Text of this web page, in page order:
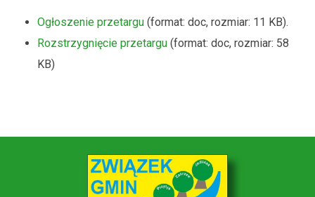
Ogłoszenie przetargu(format: doc, rozmiar: 11 KB).
Rozstrzygnięcie przetargu(format: doc, rozmiar: 58
KB)